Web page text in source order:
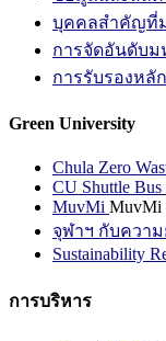
บุคคลสำคัญที่
การจัดอันดับม
การรับรองหลั
Green University
Chula Zero
CU Shuttle Bus
MuvMi MuvMi
จุฬาฯ กับควา
Sustainability
การบริหาร